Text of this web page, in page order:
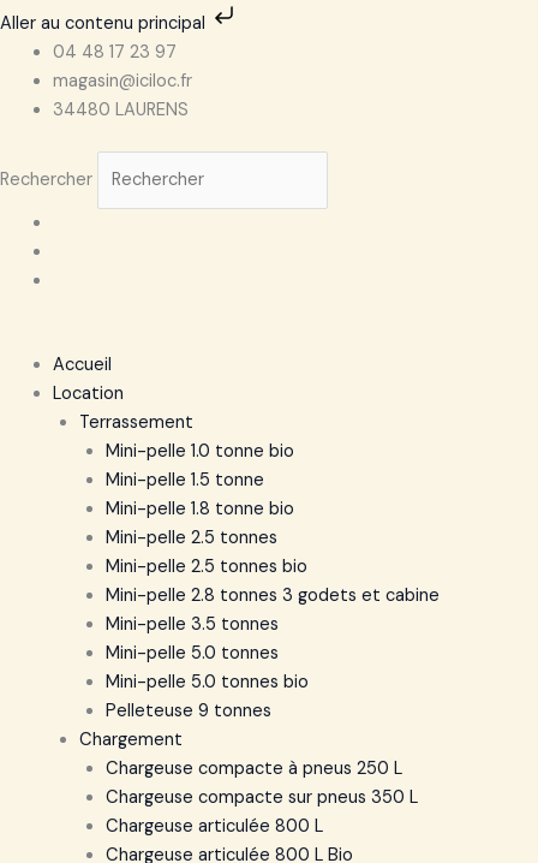
Aller au contenu principal
Aller
04 48 17 23 97
magasin@iciloc.fr
34480 LAURENS
Rechercher
Accueil
Location
Terrassement
Mini-pelle 1.0 tonne bio
Mini-pelle 1.5 tonne
Mini-pelle 1.8 tonne bio
Mini-pelle 2.5 tonnes
Mini-pelle 2.5 tonnes bio
Mini-pelle 2.8 tonnes 3 godets et cabine
Mini-pelle 3.5 tonnes
Mini-pelle 5.0 tonnes
Mini-pelle 5.0 tonnes bio
Pelleteuse 9 tonnes
Chargement
Chargeuse compacte à pneus 250 L
Chargeuse compacte sur pneus 350 L
Chargeuse articulée 800 L
Chargeuse articulée 800 L Bio